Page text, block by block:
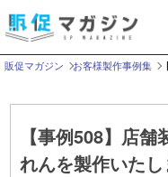
販促マガジン お客様製作事例集
【事例508】店
れんを製作いた